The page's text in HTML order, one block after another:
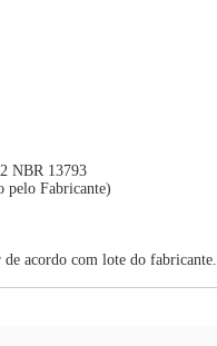
NBR 13793
pelo Fabricante)
acordo com lote do fabricante.